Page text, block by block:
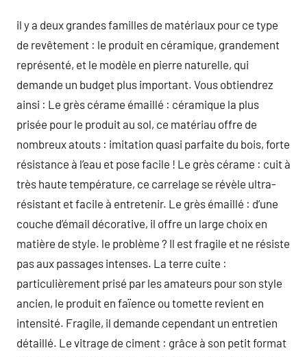
il y a deux grandes familles de matériaux pour ce type
de revêtement : le produit en céramique, grandement
représenté, et le modèle en pierre naturelle, qui
demande un budget plus important. Vous obtiendrez
ainsi : Le grès cérame émaillé : céramique la plus
prisée pour le produit au sol, ce matériau offre de
nombreux atouts : imitation quasi parfaite du bois, forte
résistance à l’eau et pose facile ! Le grès cérame : cuit à
très haute température, ce carrelage se révèle ultra-
résistant et facile à entretenir. Le grès émaillé : d’une
couche d’émail décorative, il offre un large choix en
matière de style. le problème ? Il est fragile et ne résiste
pas aux passages intenses. La terre cuite :
particulièrement prisé par les amateurs pour son style
ancien, le produit en faïence ou tomette revient en
intensité. Fragile, il demande cependant un entretien
détaillé. Le vitrage de ciment : grâce à son petit format